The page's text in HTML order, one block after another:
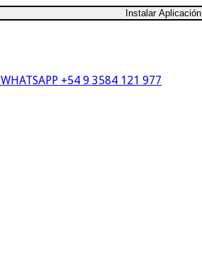
Instalar Aplicación
WHATSAPP +54 9 3584 121 977